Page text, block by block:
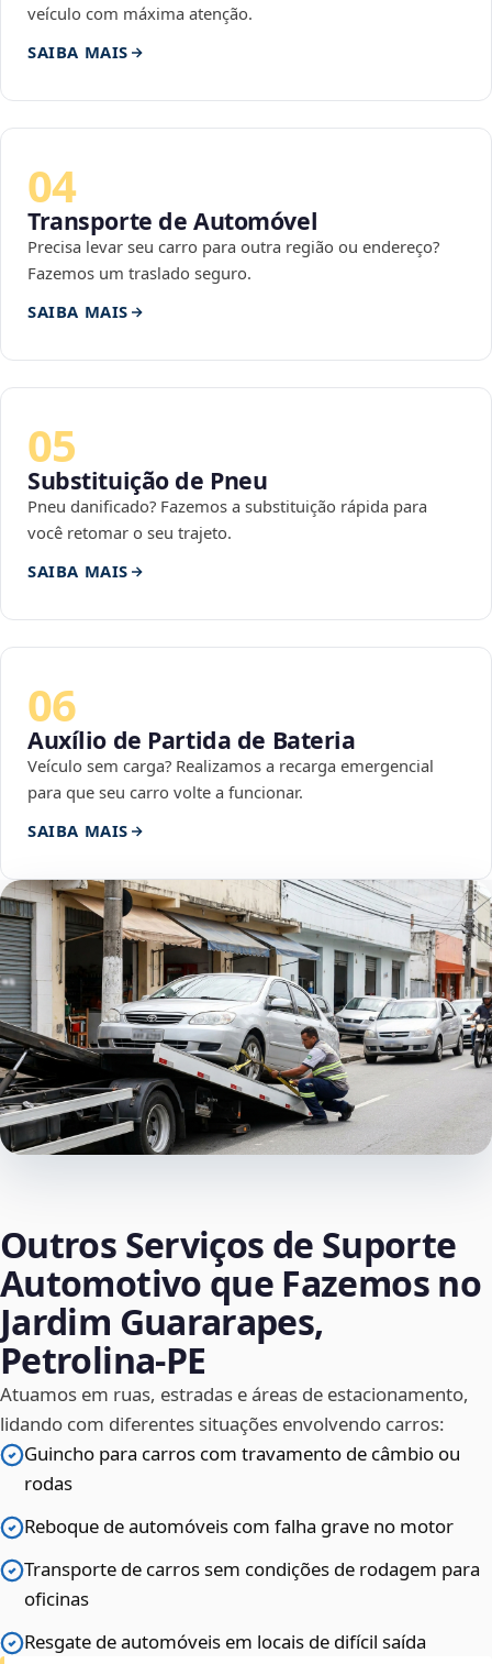
veículo com máxima atenção.
SAIBA MAIS
04
Transporte de Automóvel
Precisa levar seu carro para outra região ou endereço?
Fazemos um traslado seguro.
SAIBA MAIS
05
Substituição de Pneu
Pneu danificado? Fazemos a substituição rápida para
você retomar o seu trajeto.
SAIBA MAIS
06
Auxílio de Partida de Bateria
Veículo sem carga? Realizamos a recarga emergencial
para que seu carro volte a funcionar.
SAIBA MAIS
Outros Serviços de Suporte
Automotivo que Fazemos no
Jardim Guararapes,
Petrolina‑PE
Atuamos em ruas, estradas e áreas de estacionamento,
lidando com diferentes situações envolvendo carros:
Guincho para carros com travamento de câmbio ou
rodas
Reboque de automóveis com falha grave no motor
Transporte de carros sem condições de rodagem para
oficinas
Resgate de automóveis em locais de difícil saída